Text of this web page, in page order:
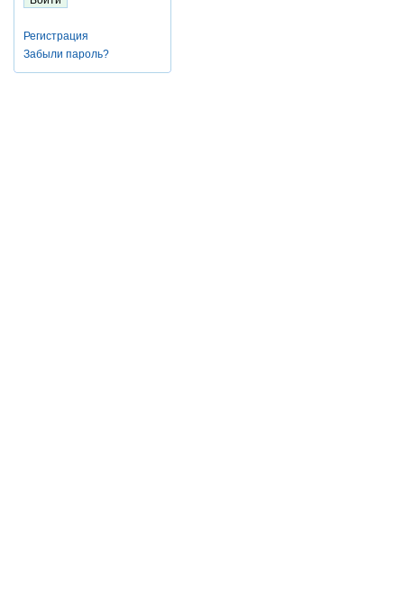
Регистрация
Забыли пароль?